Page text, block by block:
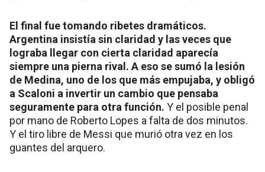
El final fue tomando ribetes dramáticos.
Argentina insistía sin claridad y las veces que
lograba llegar con cierta claridad aparecía
siempre una pierna rival. A eso se sumó la lesión
de Medina, uno de los que más empujaba, y obligó
a Scaloni a invertir un cambio que pensaba
seguramente para otra función. Y el posible penal
por mano de Roberto Lopes a falta de dos minutos.
Y el tiro libre de Messi que murió otra vez en los
guantes del arquero.